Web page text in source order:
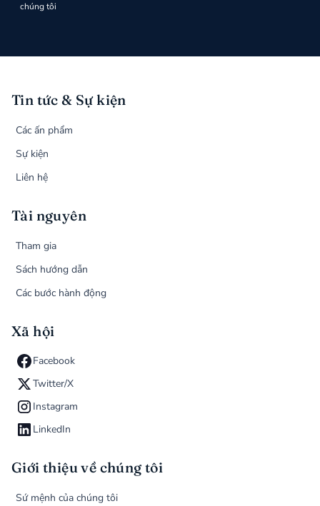
chúng tôi
Tin tức & Sự kiện
Các ấn phẩm
Sự kiện
Liên hệ
Tài nguyên
Tham gia
Sách hướng dẫn
Các bước hành động
Xã hội
Facebook
Twitter/X
Instagram
LinkedIn
Giới thiệu về chúng tôi
Sứ mệnh của chúng tôi